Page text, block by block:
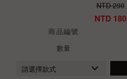
NTD 290
NTD 180
商品編號
數量